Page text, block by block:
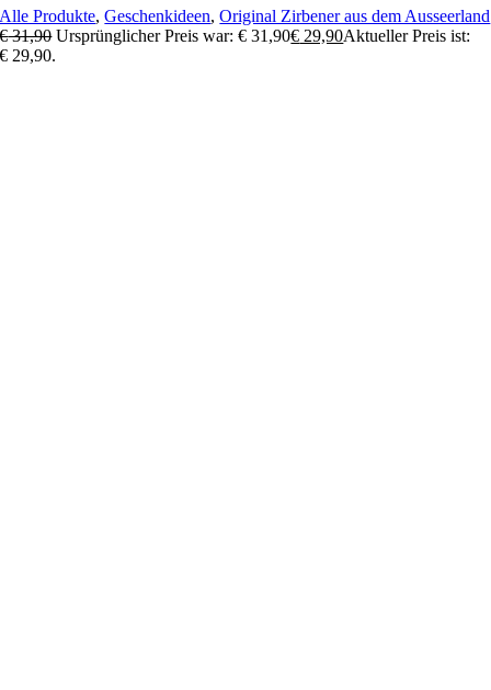
Alle Produkte,Geschenkideen,Original Zirbener aus dem Ausseerland
€31,90 Ursprünglicher Preis war: € 31,90€ 29,90Aktueller Preis ist:
€ 29,90.